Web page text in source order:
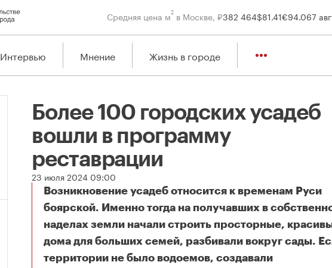
Средняя цена м2 в Москве, ₽382 464$81.41€94.067
Интервью Мнение Жизнь в городе
Более 100 городских усадеб
вошли в программу
реставрации
23 июля 2024 09:00
Возникновение усадеб относится к временам Руси
боярской. Именно тогда на получавших в
наделах земли начали строить просторные,
дома для больших семей, разбивали вокруг сады.
территории не было водоемов, создавали